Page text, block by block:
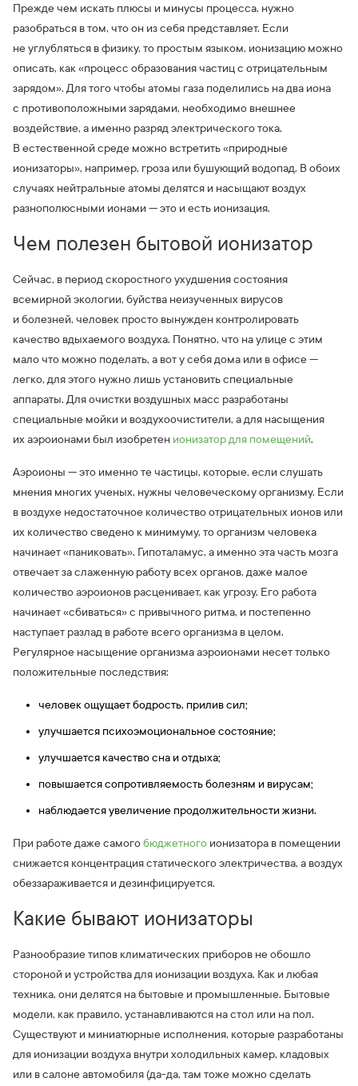
Прежде чем искать плюсы и минусы процесса, нужно
разобраться в том, что он из себя представляет. Если
не углубляться в физику, то простым языком, ионизацию можно
описать, как «процесс образования частиц с отрицательным
зарядом». Для того чтобы атомы газа поделились на два иона
с противоположными зарядами, необходимо внешнее
воздействие, а именно разряд электрического тока.
В естественной среде можно встретить «природные
ионизаторы», например, гроза или бушующий водопад. В обоих
случаях нейтральные атомы делятся и насыщают воздух
разнополюсными ионами — это и есть ионизация.
Чем полезен бытовой ионизатор
Сейчас, в период скоростного ухудшения состояния
всемирной экологии, буйства неизученных вирусов
и болезней, человек просто вынужден контролировать
качество вдыхаемого воздуха. Понятно, что на улице с этим
мало что можно поделать, а вот у себя дома или в офисе —
легко, для этого нужно лишь установить специальные
аппараты. Для очистки воздушных масс разработаны
специальные мойки и воздухоочистители, а для насыщения
их аэроионами был изобретен ионизатор для помещений.
Аэроионы — это именно те частицы, которые, если слушать
мнения многих ученых, нужны человеческому организму. Если
в воздухе недостаточное количество отрицательных ионов или
их количество сведено к минимуму, то организм человека
начинает «паниковать». Гипоталамус, а именно эта часть мозга
отвечает за слаженную работу всех органов, даже малое
количество аэроионов расценивает, как угрозу. Его работа
начинает «сбиваться» с привычного ритма, и постепенно
наступает разлад в работе всего организма в целом.
Регулярное насыщение организма аэроионами несет только
положительные последствия:
человек ощущает бодрость, прилив сил;
улучшается психоэмоциональное состояние;
улучшается качество сна и отдыха;
повышается сопротивляемость болезням и вирусам;
наблюдается увеличение продолжительности жизни.
При работе даже самогобюджетного ионизатора в помещении
снижается концентрация статического электричества, а воздух
обеззараживается и дезинфицируется.
Какие бывают ионизаторы
Разнообразие типов климатических приборов не обошло
стороной и устройства для ионизации воздуха. Как и любая
техника, они делятся на бытовые и промышленные. Бытовые
модели, как правило, устанавливаются на стол или на пол.
Существуют и миниатюрные исполнения, которые разработаны
для ионизации воздуха внутри холодильных камер, кладовых
или в салоне автомобиля (да-да, там тоже можно сделать